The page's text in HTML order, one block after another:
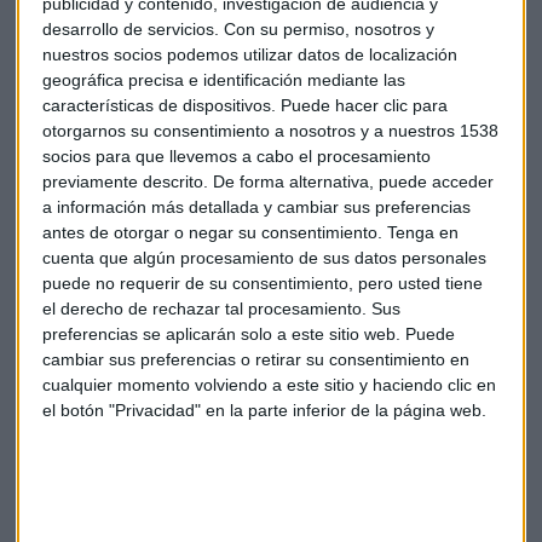
desarrollo de servicios. Con su permiso, nosotros y
nuestros socios podemos utilizar datos de localización
geográfica precisa e identificación mediante las
características de dispositivos. Puede hacer clic para
otorgarnos su consentimiento a nosotros y a nuestros 1538
socios para que llevemos a cabo el procesamiento
previamente descrito. De forma alternativa, puede acceder
a información más detallada y cambiar sus preferencias
antes de otorgar o negar su consentimiento. Tenga en
cuenta que algún procesamiento de sus datos personales
puede no requerir de su consentimiento, pero usted tiene
el derecho de rechazar tal procesamiento. Sus
preferencias se aplicarán solo a este sitio web. Puede
cambiar sus preferencias o retirar su consentimiento en
cualquier momento volviendo a este sitio y haciendo clic en
el botón "Privacidad" en la parte inferior de la página web.
acciones de Gracell, con sede en China, pero que cotiza en
Wall Street suben en las operaciones previas a la apertura
en Estados Unidos un 60%.
Después de una racha de cinco derrotas consecutivas,
Bayerganó el viernes un juicio por la demanda de un
hombre que supuestamente desarrolló cáncer por la
exposición al herbicida RoundUp.
Se han presentado alrededor de 165.000 reclamaciones
contra la empresa por daños supuestamente causados por
Roundup, que Bayer adquirió cuando compró la empresa
estadounidense Monsanto por valor de 63.000 millones de
dólares en 2018. El año que viene se espera que se juzguen